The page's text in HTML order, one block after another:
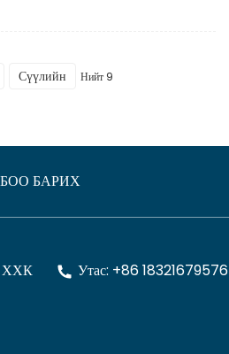
Сүүлийн Нийт 9
БАРИХ
ХХК Утас: +86 18321679576